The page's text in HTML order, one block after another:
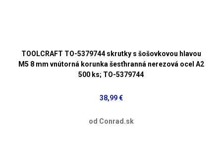
TOOLCRAFT TO-5379744 skrutky s šošovkovou hlavou
M5 8 mm vnútorná korunka šesťhranná nerezová ocel A2
500 ks; TO-5379744
38,99 €
od Conrad.sk